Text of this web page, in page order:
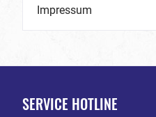
Impressum
SERVICE HOTLINE